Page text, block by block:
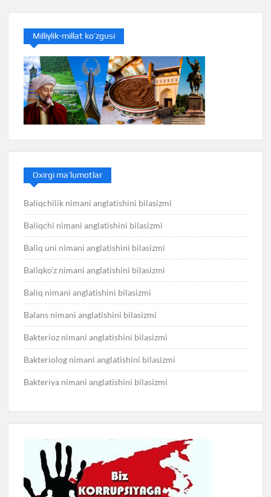
Milliylik-millat ko’zgusi
Oxirgi ma’lumotlar
Baliqchilik nimani anglatishini bilasizmi
Baliqchi nimani anglatishini bilasizmi
Baliq uni nimani anglatishini bilasizmi
Baliqko’z nimani anglatishini bilasizmi
Baliq nimani anglatishini bilasizmi
Balans nimani anglatishini bilasizmi
Bakterioz nimani anglatishini bilasizmi
Bakteriolog nimani anglatishini bilasizmi
Bakteriya nimani anglatishini bilasizmi